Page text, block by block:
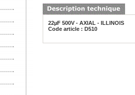
22µF 500V - AXIAL - ILLINOIS
Code article : D510